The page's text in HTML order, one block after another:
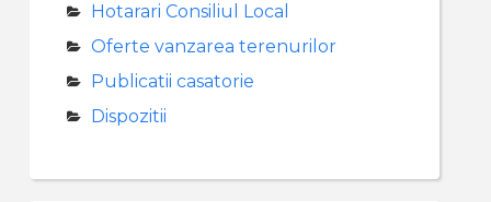
Hotarari Consiliul Local
Oferte vanzarea terenurilor
Publicatii casatorie
Dispozitii